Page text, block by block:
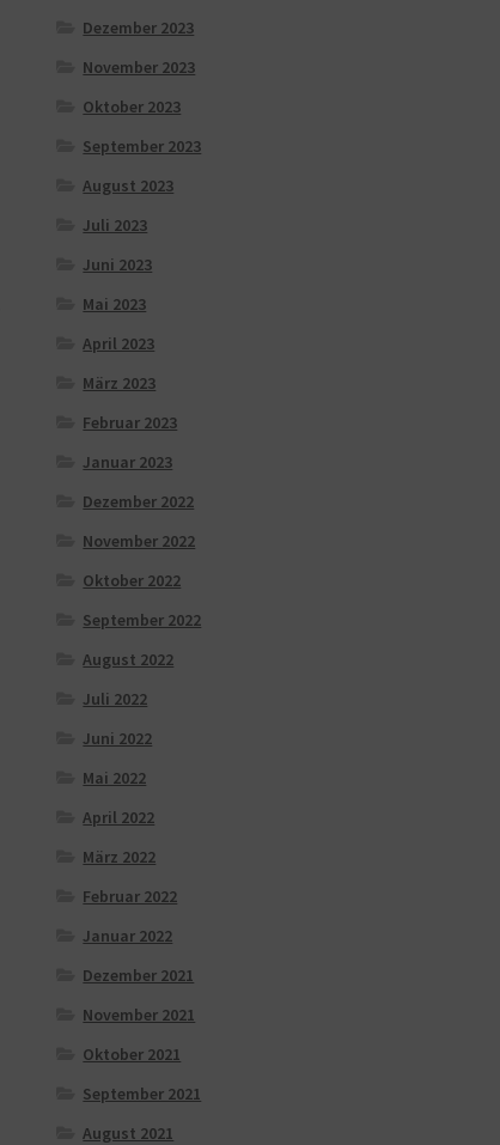
Dezember 2023
November 2023
Oktober 2023
September 2023
August 2023
Juli 2023
Juni 2023
Mai 2023
April 2023
März 2023
Februar 2023
Januar 2023
Dezember 2022
November 2022
Oktober 2022
September 2022
August 2022
Juli 2022
Juni 2022
Mai 2022
April 2022
März 2022
Februar 2022
Januar 2022
Dezember 2021
November 2021
Oktober 2021
September 2021
August 2021